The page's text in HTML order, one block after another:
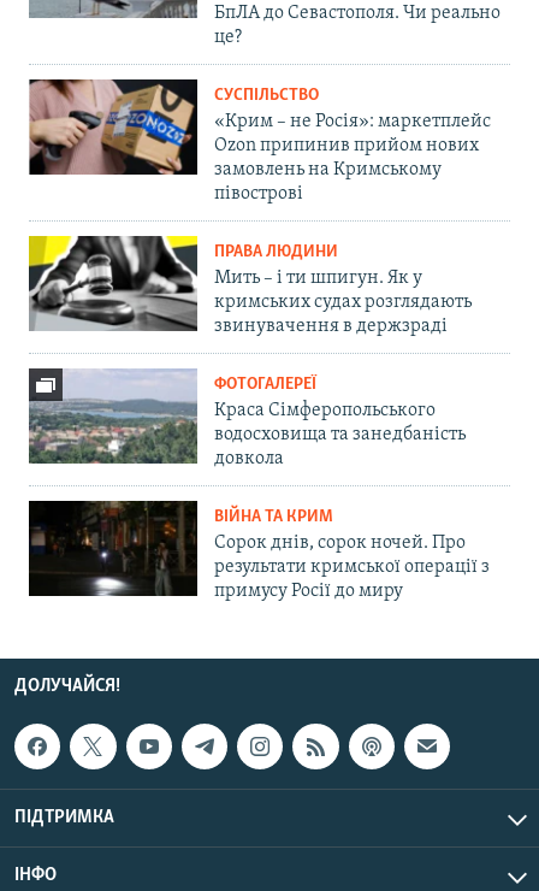
БпЛА до Севастополя. Чи реально
це?
СУСПІЛЬСТВО
«Крим – не Росія»: маркетплейс
Ozon припинив прийом нових
замовлень на Кримському
півострові
ПРАВА ЛЮДИНИ
Мить – і ти шпигун. Як у
кримських судах розглядають
звинувачення в держзраді
ФОТОГАЛЕРЕЇ
Краса Сімферопольського
водосховища та занедбаність
довкола
ВІЙНА ТА КРИМ
Сорок днів, сорок ночей. Про
результати кримської операції з
примусу Росії до миру
ДОЛУЧАЙСЯ!
ПІДТРИМКА
ІНФО